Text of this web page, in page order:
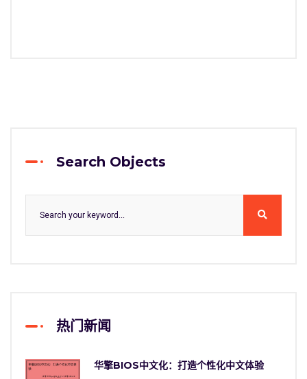
Search Objects
热门新闻
华擎BIOS中文化：打造个性化中文体验